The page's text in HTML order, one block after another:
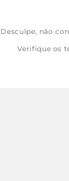
Desculpe, não
Verifique os